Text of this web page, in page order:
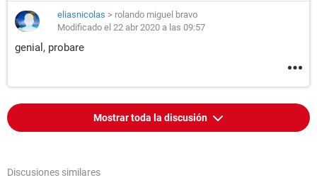
eliasnicolas > rolando miguel bravo
Modificado el 22 abr 2020 a las 09:57
genial, probare
Mostrar toda la discusión
Discusiones similares